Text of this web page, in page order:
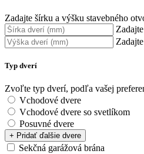
Zadajte šírku a výšku stavebného
Typ dverí
Zvoľte typ dverí, podľa vašej
Vchodové dvere
Vchodové dvere so svetlíkom
Posuvné dvere
+ Pridať ďalšie dvere
Sekčná garážová brána